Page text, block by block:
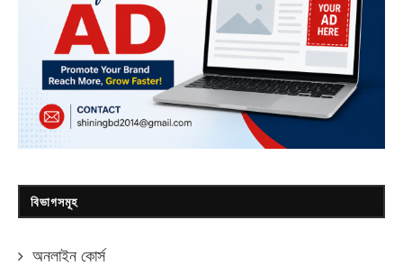
বিভাগসমূহ
অনলাইন কোর্স